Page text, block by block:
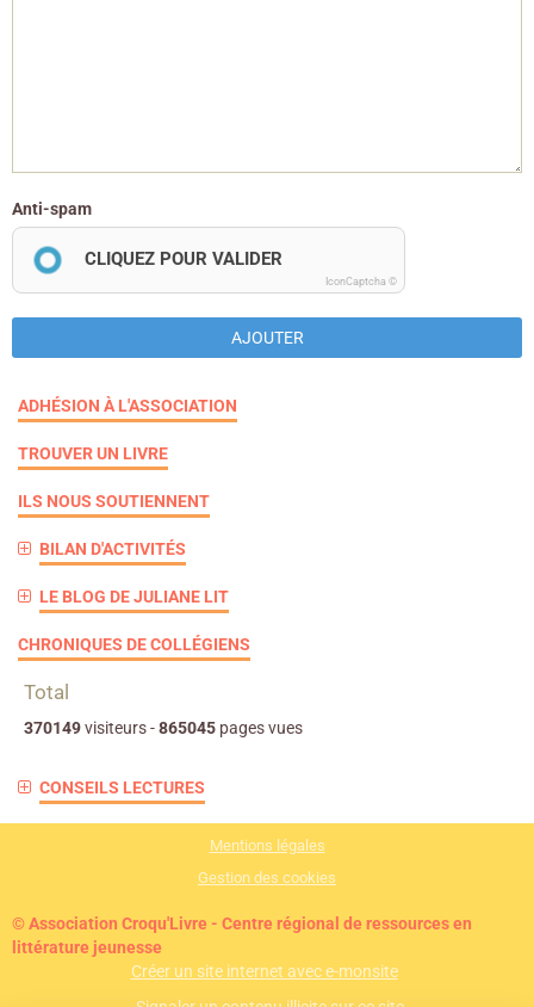
Anti-spam
CLIQUEZ POUR VALIDER
IconCaptcha ©
AJOUTER
ADHÉSION À L'ASSOCIATION
TROUVER UN LIVRE
ILS NOUS SOUTIENNENT
BILAN D'ACTIVITÉS
LE BLOG DE JULIANE LIT
CHRONIQUES DE COLLÉGIENS
Total
370149visiteurs -865045 pages vues
CONSEILS LECTURES
Mentions légales
Gestion des cookies
© Association Croqu'Livre - Centre régional de ressources en
littérature jeunesse
Créer un site internet avec e-monsite